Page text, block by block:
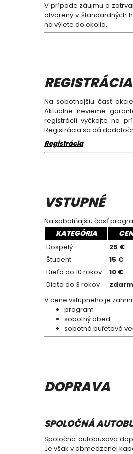
V prípade záujmu o
otvorený v štandardných
na výlete do okolia.
REGISTRÁCIA
Na sobotnajšiu časť
Aktuálne nevieme
registrácií vyčkajte na
Registrácia sa dá
Registrácia
VSTUPNÉ
Na sobotňajšiu časť
KATEGÓRIA
Dospelý
25 €
Študent
15 €
Dieťa do 10 rokov
10 €
Dieťa do 3 rokov
V cene vstupného je
program
sobotný obed
sobotná bufetová
DOPRAVA
SPOLOČNÁ
Spoločná autobusová
Je však v obmedzenej